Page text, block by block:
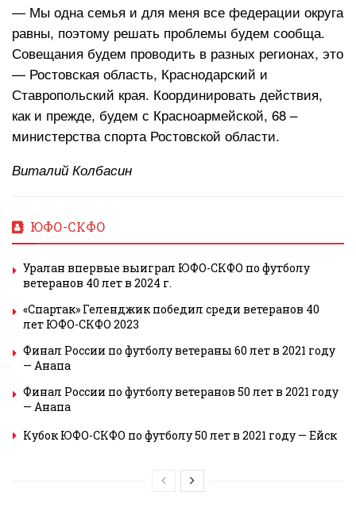
— Мы одна семья и для меня все федерации округа
равны, поэтому решать проблемы будем сообща.
Совещания будем проводить в разных регионах, это
— Ростовская область, Краснодарский и
Ставропольский края. Координировать действия,
как и прежде, будем с Красноармейской, 68 –
министерства спорта Ростовской области.
Виталий Колбасин
ЮФО-СКФО
Уралан впервые выиграл ЮФО-СКФО по футболу
ветеранов 40 лет в 2024 г.
«Спартак» Геленджик победил среди ветеранов 40
лет ЮФО-СКФО 2023
Финал России по футболу ветераны 60 лет в 2021 году
— Анапа
Финал России по футболу ветеранов 50 лет в 2021 году
— Анапа
Кубок ЮФО-СКФО по футболу 50 лет в 2021 году — Ейск